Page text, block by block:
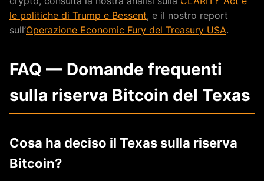
le politiche di Trump e Bessent, e il nostro report
sull’Operazione Economic Fury del Treasury USA.
FAQ — Domande frequenti
sulla riserva Bitcoin del Texas
Cosa ha deciso il Texas sulla riserva
Bitcoin?